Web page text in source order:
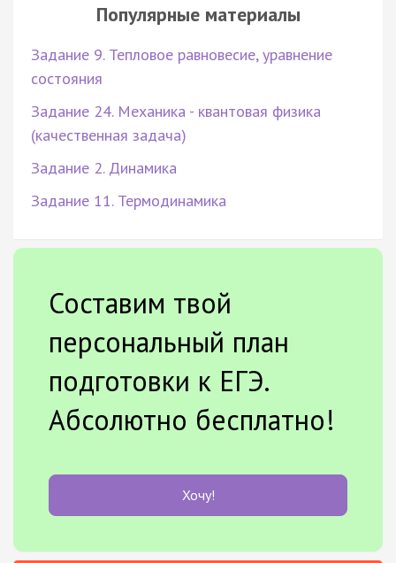
Популярные материалы
Задание 9. Тепловое равновесие, уравнение
состояния
Задание 24. Механика - квантовая физика
(качественная задача)
Задание 2. Динамика
Задание 11. Термодинамика
Составим твой
персональный план
подготовки к ЕГЭ.
Абсолютно бесплатно!
Хочу!